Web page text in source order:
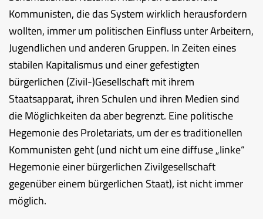
Kommunisten, die das System wirklich herausfordern
wollten, immer um politischen Einfluss unter Arbeitern,
Jugendlichen und anderen Gruppen. In Zeiten eines
stabilen Kapitalismus und einer gefestigten
bürgerlichen (Zivil-)Gesellschaft mit ihrem
Staatsapparat, ihren Schulen und ihren Medien sind
die Möglichkeiten da aber begrenzt. Eine politische
Hegemonie des Proletariats, um der es traditionellen
Kommunisten geht (und nicht um eine diffuse „linke“
Hegemonie einer bürgerlichen Zivilgesellschaft
gegenüber einem bürgerlichen Staat), ist nicht immer
möglich.